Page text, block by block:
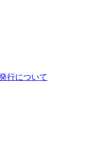
行について